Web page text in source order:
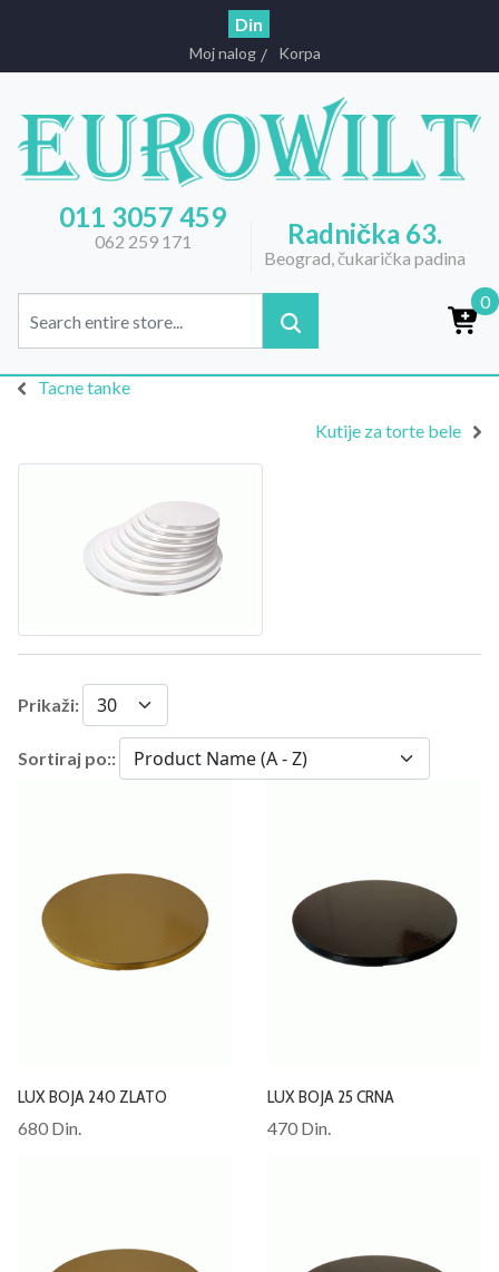
Din
Moj nalog Korpa
011 3057 459
062 259 171 Radnička 63.
Beograd, čukarička padina
0
Tacne tanke
Kutije za torte bele
Prikaži:
Sortiraj po::
LUX BOJA 240 ZLATO
680 Din.
LUX BOJA 25 CRNA
470 Din.